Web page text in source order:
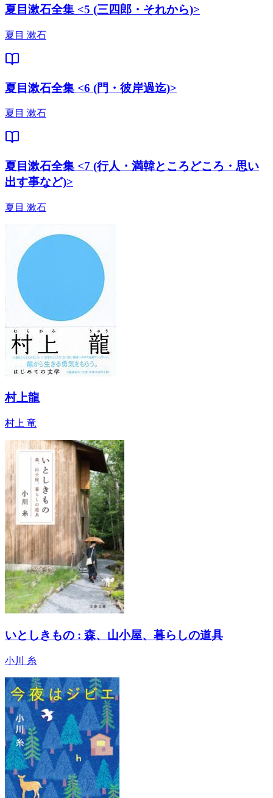
夏目漱石全集 <5 (三四郎・それから)>
夏目 漱石
夏目漱石全集 <6 (門・彼岸過迄)>
夏目 漱石
夏目漱石全集 <7 (行人・満韓ところどころ・思い
出す事など)>
夏目 漱石
村上龍
村上 竜
いとしきもの : 森、山小屋、暮らしの道具
小川 糸